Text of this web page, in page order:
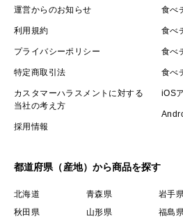
運営からのお知らせ
利用規約
プライバシーポリシー
特定商取引法
カスタマーハラスメントに対する
当社の考え方
採用情報
食べ
食べ
食べ
食べ
iOS
都道府県（産地）から商品を探す
北海道 青森県 岩手県
秋田県
山形県 福島県